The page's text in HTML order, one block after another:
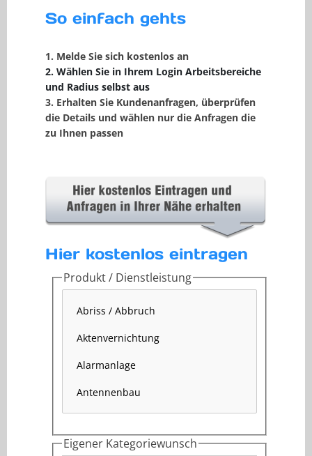
So einfach gehts
1. Melde Sie sich kostenlos an
2. Wählen Sie in Ihrem Login Arbeitsbereiche
und Radius selbst aus
3. Erhalten Sie Kundenanfragen, überprüfen
die Details und wählen nur die Anfragen die
zu Ihnen passen
Hier kostenlos eintragen
Produkt / Dienstleistung
Eigener Kategoriewunsch